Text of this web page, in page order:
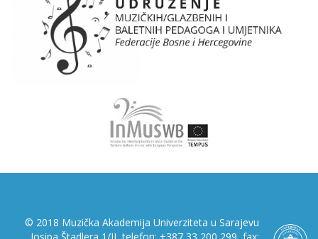
© 2018 Muzička Akademija Univerziteta u Sarajevu